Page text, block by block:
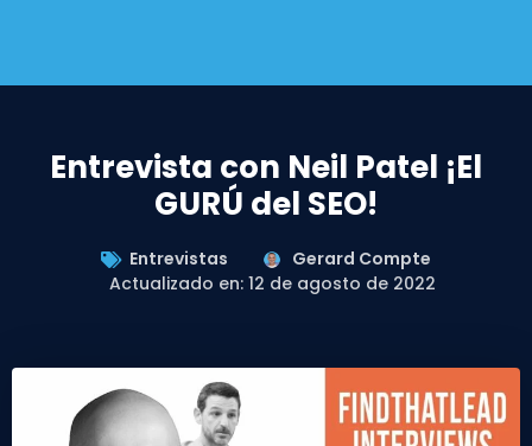
Entrevista con Neil Patel ¡El
GURÚ del SEO!
Entrevistas
Gerard Compte
Actualizado en: 12 de agosto de 2022